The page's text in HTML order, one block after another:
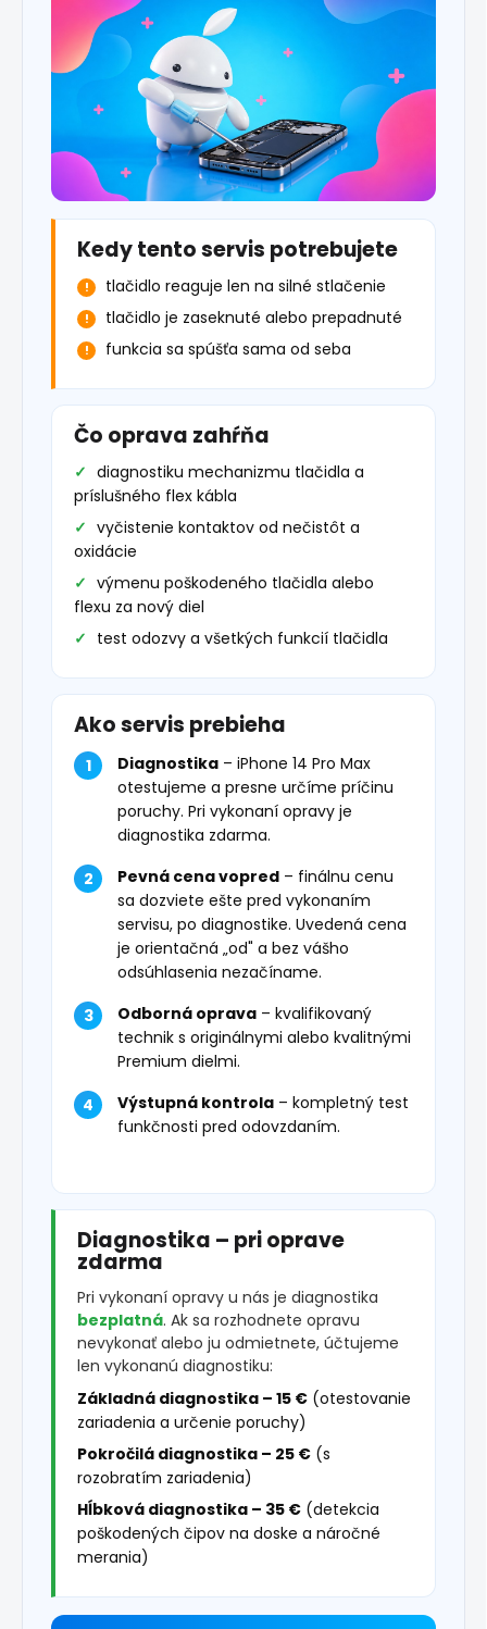
Kedy tento servis potrebujete
tlačidlo reaguje len na silné stlačenie
tlačidlo je zaseknuté alebo prepadnuté
funkcia sa spúšťa sama od seba
Čo oprava zahŕňa
diagnostiku mechanizmu tlačidla a
príslušného flex kábla
vyčistenie kontaktov od nečistôt a
oxidácie
výmenu poškodeného tlačidla alebo
flexu za nový diel
test odozvy a všetkých funkcií tlačidla
Ako servis prebieha
Diagnostika – iPhone 14 Pro Max
otestujeme a presne určíme príčinu
poruchy. Pri vykonaní opravy je
diagnostika zdarma.
Pevná cena vopred – finálnu cenu
sa dozviete ešte pred vykonaním
servisu, po diagnostike. Uvedená cena
je orientačná „od" a bez vášho
odsúhlasenia nezačíname.
Odborná oprava – kvalifikovaný
technik s originálnymi alebo kvalitnými
Premium dielmi.
Výstupná kontrola – kompletný test
funkčnosti pred odovzdaním.
Diagnostika – pri oprave
zdarma
Pri vykonaní opravy u nás je diagnostika
bezplatná. Ak sa rozhodnete opravu
nevykonať alebo ju odmietnete, účtujeme
len vykonanú diagnostiku:
Základná diagnostika – 15 € (otestovanie
zariadenia a určenie poruchy)
Pokročilá diagnostika – 25 € (s
rozobratím zariadenia)
Hĺbková diagnostika – 35 € (detekcia
poškodených čipov na doske a náročné
merania)